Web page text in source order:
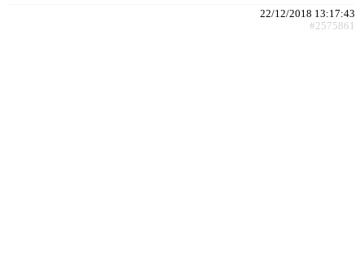
22/12/2018 13:17:43
#2575861